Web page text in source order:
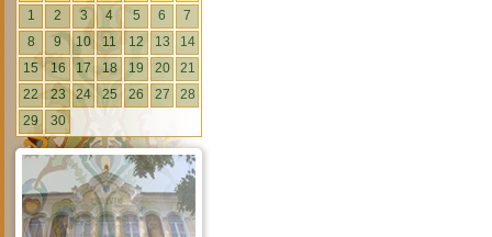
1
2 3 4 5 6
7
8
9 10 11 12 13
14
15
16 17 18 19 20
21
22
23 24 25 26 27
28
29
30